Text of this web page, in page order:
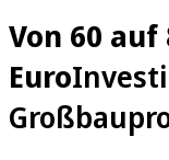
Von 60
Euro